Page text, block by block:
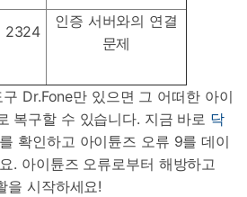
2324
인증 서버와의 연결
문제
Dr.Fone만 있으면 그 어떠한 아이
복구할 수 있습니다. 지금 바로 닥
를 확인하고 아이튠즈 오류 9를 데이
. 아이튠즈 오류로부터 해방하고
을 시작하세요!